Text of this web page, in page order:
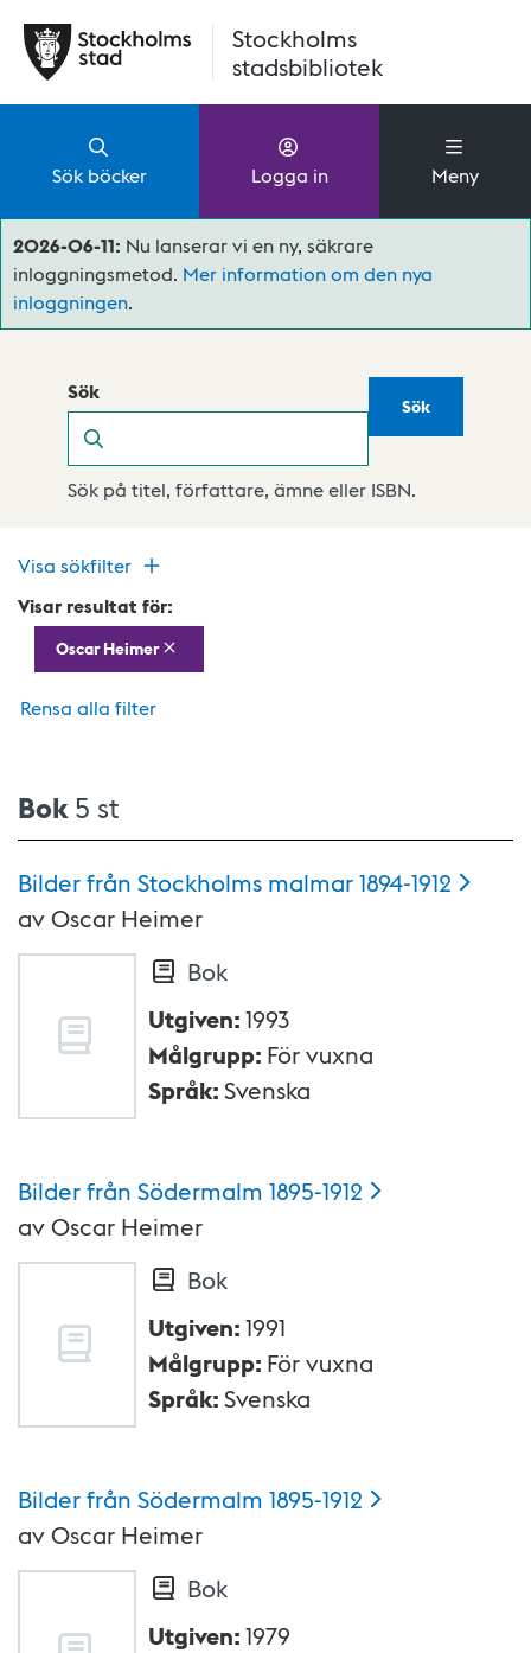
Stockholms
stadsbibliotek
Sök böcker Logga in Meny
2026-06-11: Nu lanserar vi en ny, säkrare
inloggningsmetod. Mer information om den nya
inloggningen.
Sök
Sök
Sök på titel, författare, ämne eller ISBN.
Visa sökfilter
Visar resultat för:
Oscar Heimer
Rensa alla filter
Bok 5 st
Bilder från Stockholms malmar1894-1912
avOscar Heimer
Bok
Utgiven:1993
Målgrupp: För vuxna
Språk:Svenska
Bilder från Södermalm 1895-1912
avOscar Heimer
Bok
Utgiven:1991
Målgrupp: För vuxna
Språk:Svenska
Bilder från Södermalm 1895-1912
avOscar Heimer
Bok
Utgiven:1979